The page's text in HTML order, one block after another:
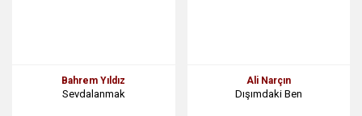
Bahrem Yıldız
Sevdalanmak
Ali Narçın
Dışımdaki Ben